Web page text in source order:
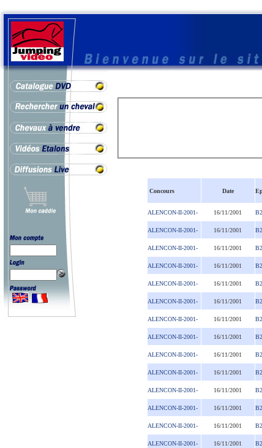
Concours Date
ALENCON-II-2001- 16/11/2001 B2
ALENCON-II-2001- 16/11/2001 B2
ALENCON-II-2001- 16/11/2001 B2
ALENCON-II-2001- 16/11/2001 B2
ALENCON-II-2001- 16/11/2001 B2
ALENCON-II-2001- 16/11/2001 B2
ALENCON-II-2001- 16/11/2001 B2
ALENCON-II-2001- 16/11/2001 B2
ALENCON-II-2001- 16/11/2001 B2
ALENCON-II-2001- 16/11/2001 B2
ALENCON-II-2001- 16/11/2001 B2
ALENCON-II-2001- 16/11/2001 B2
ALENCON-II-2001- 16/11/2001 B2
ALENCON-II-2001- 16/11/2001 B2